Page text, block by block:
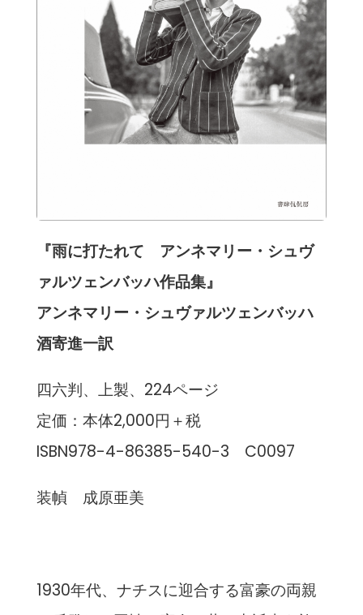
『雨に打たれて アンネマリー・シュヴ
ァルツェンバッハ作品集』
アンネマリー・シュヴァルツェンバッハ
酒寄進一訳
四六判、上製、224ページ
定価：本体2,000円＋税
ISBN978-4-86385-540-3 C0097
装幀 成原亜美
1930年代、ナチスに迎合する富豪の両親